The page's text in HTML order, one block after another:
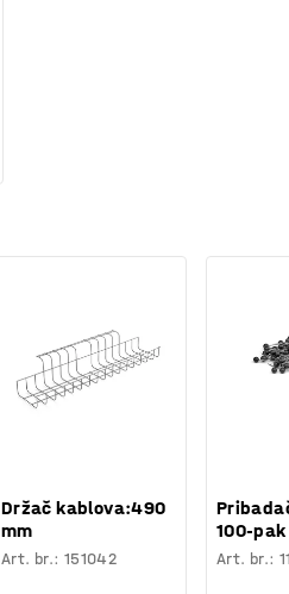
Držač kablova:490
mm
Art. br.: 151042
100-pak
Art. br.: